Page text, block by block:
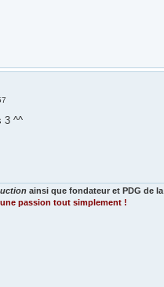
3 ^^
ainsi que fondateur et PDG de la
passion tout simplement !